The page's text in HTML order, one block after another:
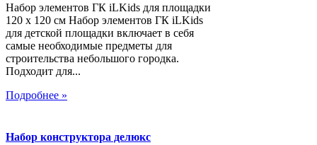
Набор элементов ГК iLKids для площадки
120 х 120 см Набор элементов ГК iLKids
для детской площадки включает в себя
самые необходимые предметы для
строительства небольшого городка.
Подходит для...
Подробнее »
Набор конструктора делюкс